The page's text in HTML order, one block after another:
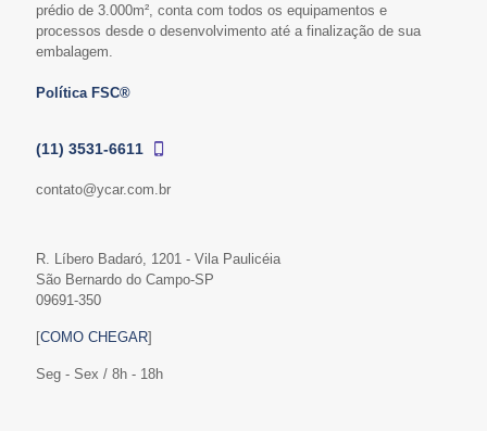
prédio de 3.000m², conta com todos os equipamentos e
processos desde o desenvolvimento até a finalização de sua
embalagem.
Política FSC®
(11) 3531-6611
contato@ycar.com.br
R. Líbero Badaró, 1201 - Vila Paulicéia
São Bernardo do Campo-SP
09691-350
[COMO CHEGAR]
Seg - Sex / 8h - 18h